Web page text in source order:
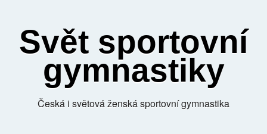
Svět sportovní
gymnastiky
Česká i světová ženská sportovní gymnastika